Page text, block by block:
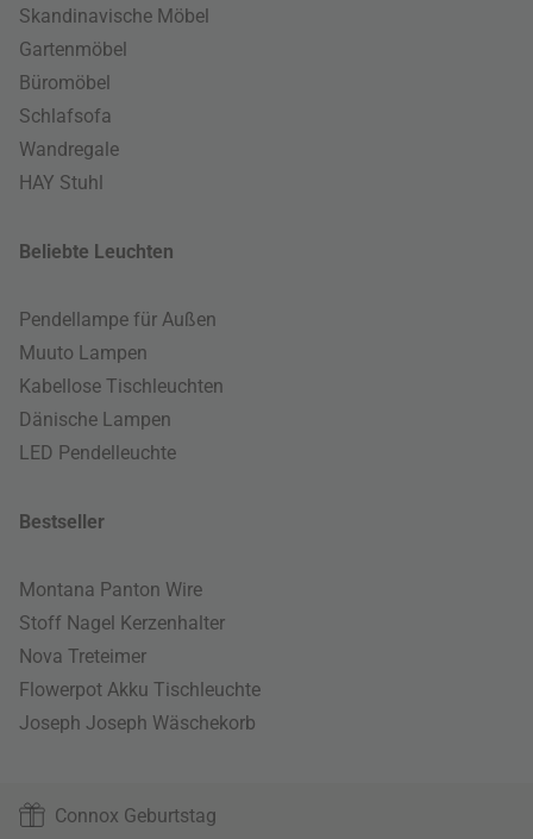
Skandinavische Möbel
Gartenmöbel
Büromöbel
Schlafsofa
Wandregale
HAY Stuhl
Beliebte Leuchten
Pendellampe für Außen
Muuto Lampen
Kabellose Tischleuchten
Dänische Lampen
LED Pendelleuchte
Bestseller
Montana Panton Wire
Stoff Nagel Kerzenhalter
Nova Treteimer
Flowerpot Akku Tischleuchte
Joseph Joseph Wäschekorb
Connox Geburtstag